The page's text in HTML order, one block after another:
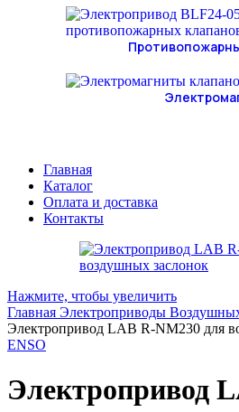
Главная
Каталог
Оплата и доставка
Контакты
Нажмите, чтобы увеличить
Главная Электроприводы
Электропривод LAB R-NM230 для
ENSO
Электропривод